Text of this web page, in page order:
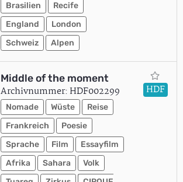
Brasilien
Recife
England
London
Schweiz
Alpen
Middle of the moment
Archivnummer: HDF002299
Nomade Wüste
Reise
Frankreich
Poesie
Sprache
Film
Essayfilm
Afrika
Sahara
Volk
HDF